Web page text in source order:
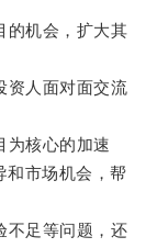
机会，扩大其
人面对面交流
核心的加速
和市场机会，帮
足等问题，还